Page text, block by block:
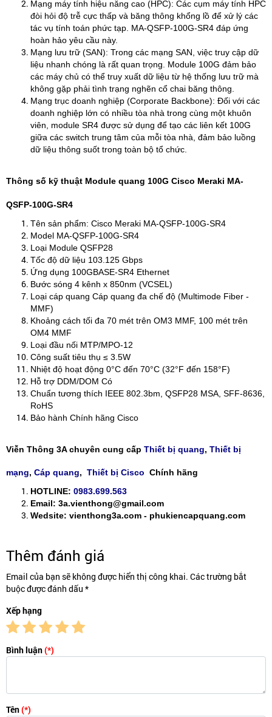
Mạng máy tính hiệu năng cao (HPC): Các cụm máy tính HPC
đòi hỏi độ trễ cực thấp và băng thông khổng lồ để xử lý các
tác vụ tính toán phức tạp. MA-QSFP-100G-SR4 đáp ứng
hoàn hảo yêu cầu này.​
Mạng lưu trữ (SAN): Trong các mạng SAN, việc truy cập dữ
liệu nhanh chóng là rất quan trọng. Module 100G đảm bảo
các máy chủ có thể truy xuất dữ liệu từ hệ thống lưu trữ mà
không gặp phải tình trạng nghẽn cổ chai băng thông.​
Mạng trục doanh nghiệp (Corporate Backbone): Đối với các
doanh nghiệp lớn có nhiều tòa nhà trong cùng một khuôn
viên, module SR4 được sử dụng để tạo các liên kết 100G
giữa các switch trung tâm của mỗi tòa nhà, đảm bảo luồng
dữ liệu thông suốt trong toàn bộ tổ chức.
Thông số kỹ thuật Module quang 100G Cisco Meraki MA-
QSFP-100G-SR4
Tên sản phẩm: Cisco Meraki MA-QSFP-100G-SR4
Model MA-QSFP-100G-SR4 ​
Loại Module QSFP28 ​
Tốc độ dữ liệu 103.125 Gbps ​
Ứng dụng 100GBASE-SR4 Ethernet ​
Bước sóng 4 kênh x 850nm (VCSEL) ​
Loại cáp quang Cáp quang đa chế độ (Multimode Fiber -
MMF) ​
Khoảng cách tối đa 70 mét trên OM3 MMF, 100 mét trên
OM4 MMF ​
Loại đầu nối MTP/MPO-12 ​
Công suất tiêu thụ ≤ 3.5W ​
Nhiệt độ hoạt động 0°C đến 70°C (32°F đến 158°F) ​
Hỗ trợ DDM/DOM Có ​
Chuẩn tương thích IEEE 802.3bm, QSFP28 MSA, SFF-8636,
RoHS
Bảo hành Chính hãng Cisco
Viễn Thông 3A chuyên cung cấp Thiết bị quang, Thiết bị
mạng, Cáp quang, Thiết bị Cisco Chính hãng
HOTLINE: 0983.699.563
Email: 3a.vienthong@gmail.com
Wedsite: vienthong3a.com - phukiencapquang.com
Thêm đánh giá
Email của bạn sẽ không được hiển thị công khai. Các trường bắt
buộc được đánh dấu *
Xếp hạng
Bình luận(*)
Tên(*)